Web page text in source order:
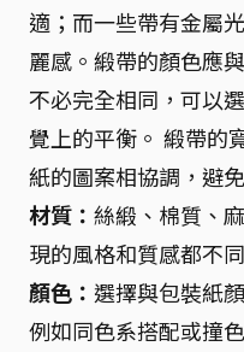
適；而一些帶有金屬
麗感。緞帶的顏色應
不必完全相同，可以
覺上的平衡。 緞帶的
紙的圖案相協調，避
材質： 絲緞、棉質、
現的風格和質感都不
顏色： 選擇與包裝紙
例如同色系搭配或撞